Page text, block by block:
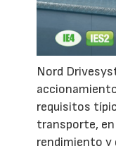
Nord
requisitos
transporte,
rendimiento y